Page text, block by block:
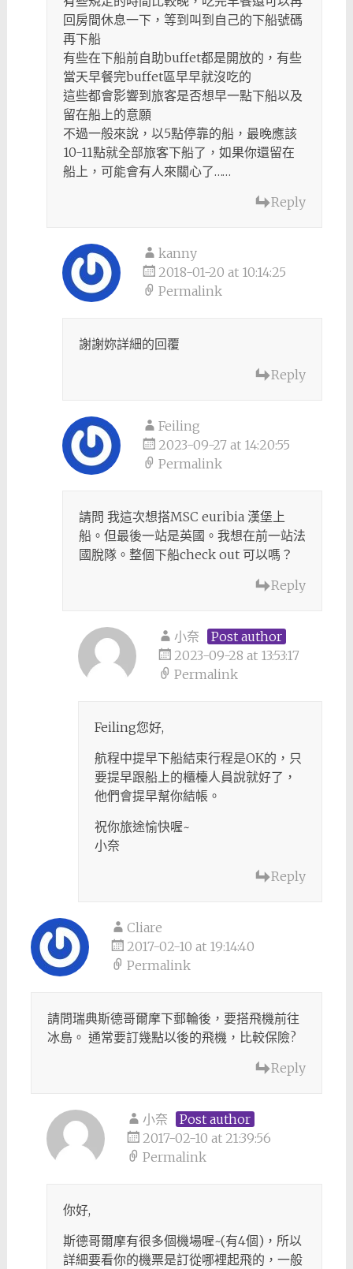
回房間休息一下，等到叫到自己的下船號碼
再下船
有些在下船前自助buffet都是開放的，有些
當天早餐完buffet區早早就沒吃的
這些都會影響到旅客是否想早一點下船以及
留在船上的意願
不過一般來說，以5點停靠的船，最晚應該
10-11點就全部旅客下船了，如果你還留在
船上，可能會有人來關心了……
Reply
kanny
2018-01-20 at 10:14:25
Permalink
謝謝妳詳細的回覆
Reply
Feiling
2023-09-27 at 14:20:55
Permalink
請問 我這次想搭MSC euribia 漢堡上
船。但最後一站是英國。我想在前一站法
國脫隊。整個下船check out 可以嗎？
Reply
小奈
Post author
2023-09-28 at 13:53:17
Permalink
Feiling您好,
航程中提早下船結束行程是OK的，只
要提早跟船上的櫃檯人員說就好了，
他們會提早幫你結帳。
祝你旅途愉快喔~
小奈
Reply
Cliare
2017-02-10 at 19:14:40
Permalink
請問瑞典斯德哥爾摩下郵輪後，要搭飛機前往
冰島。 通常要訂幾點以後的飛機，比較保險?
Reply
小奈
Post author
2017-02-10 at 21:39:56
Permalink
你好,
斯德哥爾摩有很多個機場喔~(有4個)，所以
詳細要看你的機票是訂從哪裡起飛的，一般